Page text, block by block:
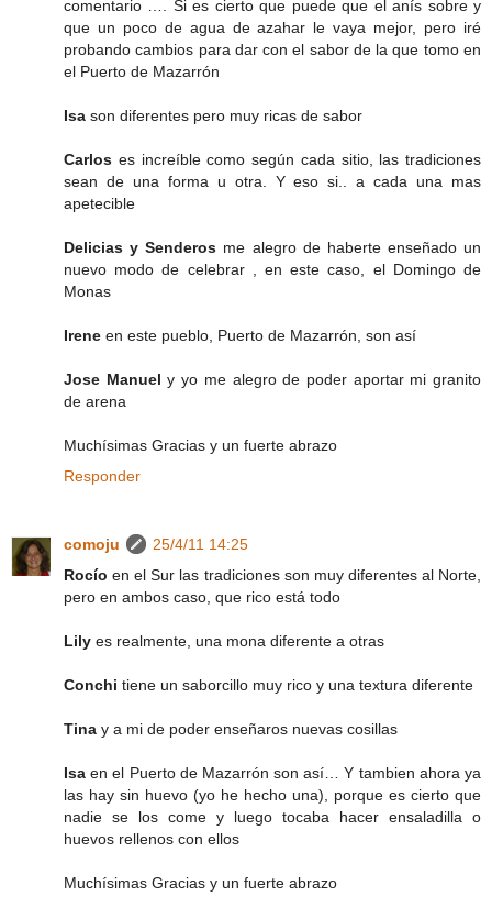
comentario …. Si es cierto que puede que el anís sobre y
que un poco de agua de azahar le vaya mejor, pero iré
probando cambios para dar con el sabor de la que tomo en
el Puerto de Mazarrón
Isa son diferentes pero muy ricas de sabor
Carlos es increíble como según cada sitio, las tradiciones
sean de una forma u otra. Y eso si.. a cada una mas
apetecible
Delicias y Senderos me alegro de haberte enseñado un
nuevo modo de celebrar , en este caso, el Domingo de
Monas
Irene en este pueblo, Puerto de Mazarrón, son así
Jose Manuely yo me alegro de poder aportar mi granito
de arena
Muchísimas Gracias y un fuerte abrazo
Responder
comoju
25/4/11 14:25
Rocío en el Sur las tradiciones son muy diferentes al Norte,
pero en ambos caso, que rico está todo
Lily es realmente, una mona diferente a otras
Conchi tiene un saborcillo muy rico y una textura diferente
Tina y a mi de poder enseñaros nuevas cosillas
Isa en el Puerto de Mazarrón son así… Y tambien ahora ya
las hay sin huevo (yo he hecho una), porque es cierto que
nadie se los come y luego tocaba hacer ensaladilla o
huevos rellenos con ellos
Muchísimas Gracias y un fuerte abrazo